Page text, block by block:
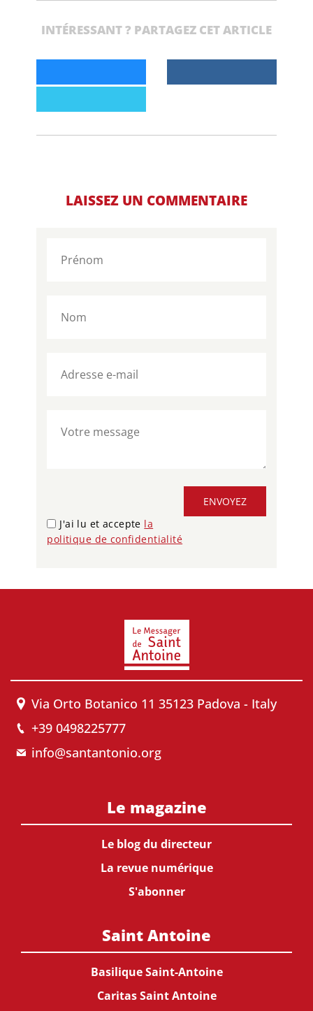
INTÉRESSANT ? PARTAGEZ CET ARTICLE
LAISSEZ UN COMMENTAIRE
ENVOYEZ
J'ai lu et accepte la
politique de confidentialité
Via Orto Botanico 11 35123 Padova - Italy
+39 0498225777
info@santantonio.org
Le magazine
Le blog du directeur
La revue numérique
S'abonner
Saint Antoine
Basilique Saint-Antoine
Caritas Saint Antoine